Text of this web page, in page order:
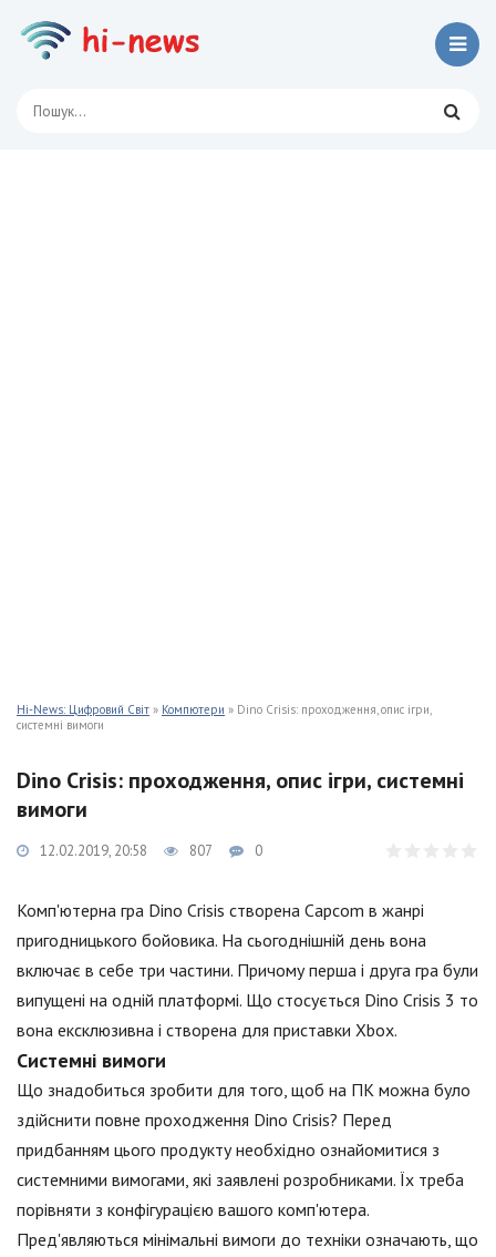
Hi-News: Цифровий Світ » Компютери » Dino Crisis: проходження, опис ігри,
системні вимоги
Dino Crisis: проходження, опис ігри, системні
вимоги
12.02.2019, 20:58 807 0
Комп'ютерна гра Dino Crisis створена Capcom в жанрі
пригодницького бойовика. На сьогоднішній день вона
включає в себе три частини. Причому перша і друга гра були
випущені на одній платформі. Що стосується Dino Crisis 3 то
вона ексклюзивна і створена для приставки Xbox.
Системні вимоги
Що знадобиться зробити для того, щоб на ПК можна було
здійснити повне проходження Dino Crisis? Перед
придбанням цього продукту необхідно ознайомитися з
системними вимогами, які заявлені розробниками. Їх треба
порівняти з конфігурацією вашого комп'ютера.
Пред'являються мінімальні вимоги до техніки означають, що